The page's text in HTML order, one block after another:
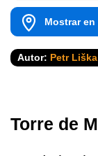
Mostrar
Autor: Petr Liška
Torre de